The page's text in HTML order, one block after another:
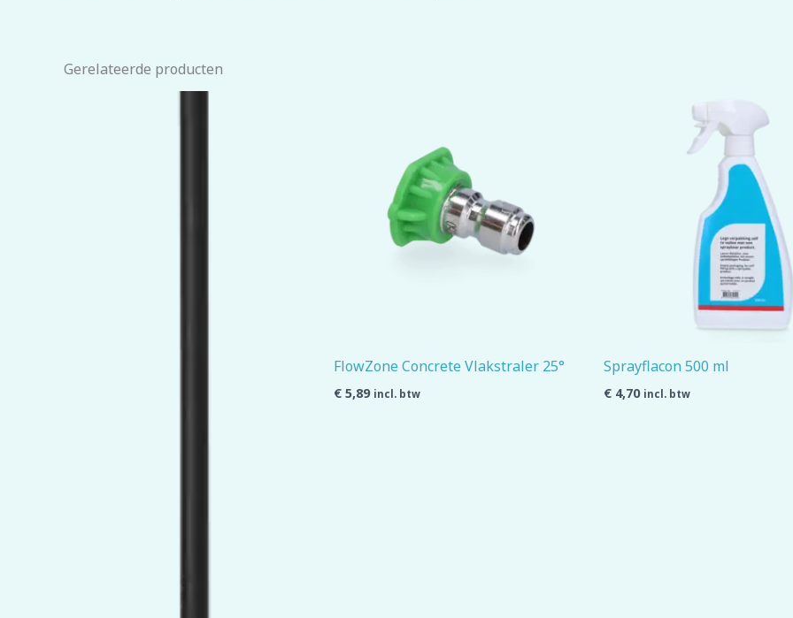
Gerelateerde producten
FlowZone Concrete Vlakstraler 25°
€ 5,89 incl. btw
Sprayflacon 500 ml
€ 4,70 incl. btw